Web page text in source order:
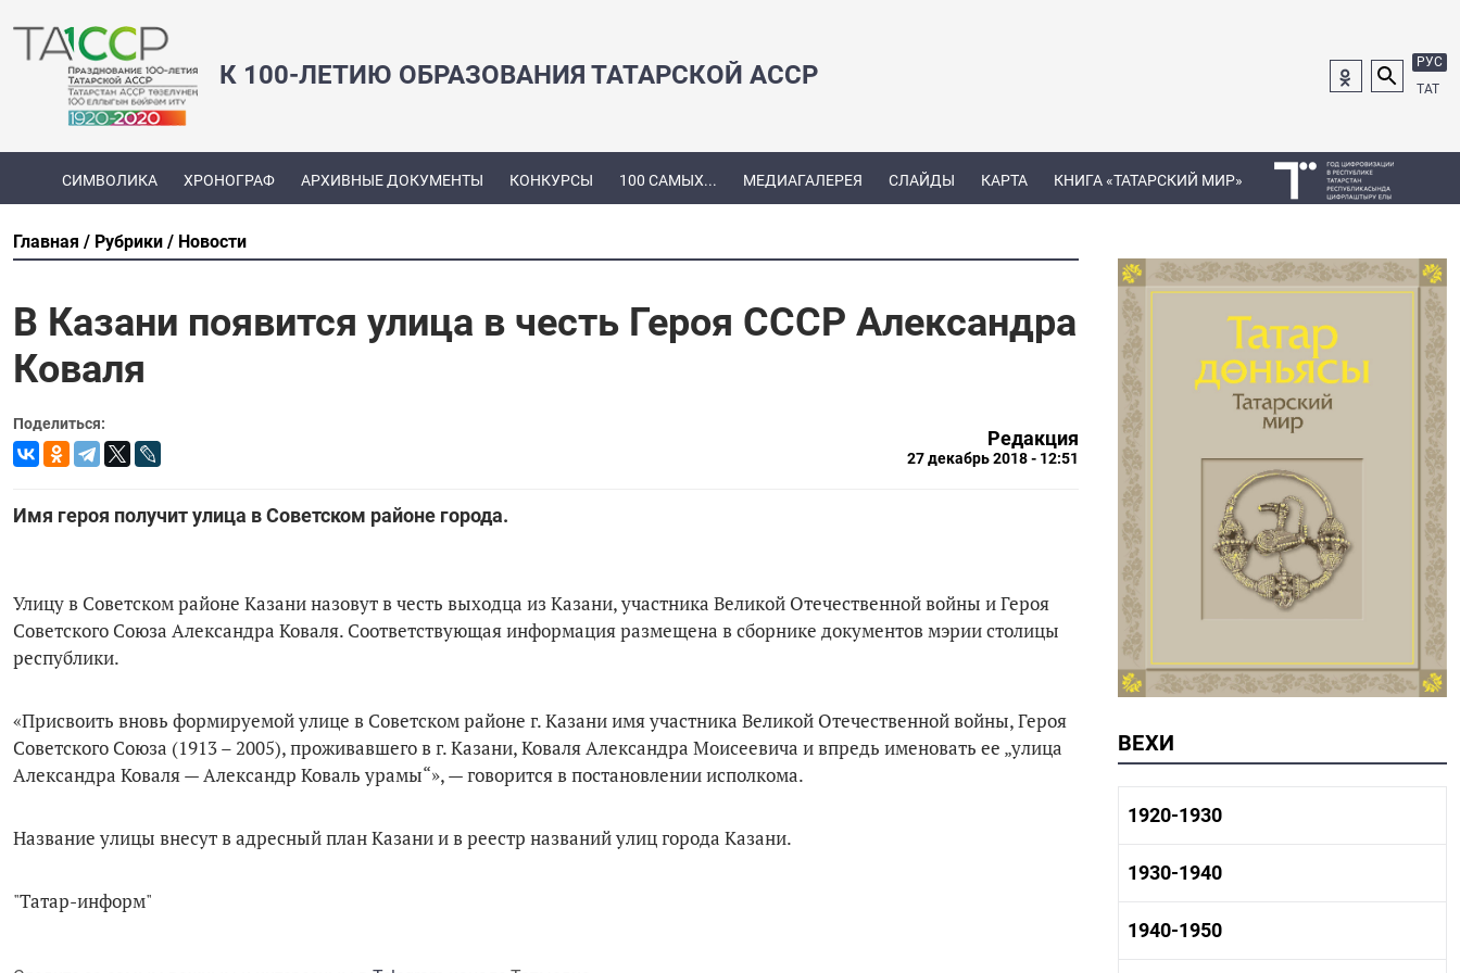
К 100-ЛЕТИЮ ОБРАЗОВАНИЯ ТАТАРСКОЙ АССР
РУС
ТАТ
СИМВОЛИКА ХРОНОГРАФ АРХИВНЫЕ ДОКУМЕНТЫ КОНКУРСЫ 100 САМЫХ... МЕДИАГАЛЕРЕЯ СЛАЙДЫ КАРТА КНИГА «ТАТАРСКИЙ МИР»
Главная Рубрики Новости
В Казани появится улица в честь Героя СССР Александра
Коваля
Поделиться:
Редакция
27 декабрь 2018 - 12:51
Имя героя получит улица в Советском районе города.
Улицу в Советском районе Казани назовут в честь выходца из Казани, участника Великой Отечественной войны и Героя
Советского Союза Александра Коваля. Соответствующая информация размещена в сборнике документов мэрии столицы
республики.
«Присвоить вновь формируемой улице в Советском районе г. Казани имя участника Великой Отечественной войны, Героя
Советского Союза (1913 – 2005), проживавшего в г. Казани, Коваля Александра Моисеевича и впредь именовать ее „улица
Александра Коваля — Александр Коваль урамы“», — говорится в постановлении исполкома.
Название улицы внесут в адресный план Казани и в реестр названий улиц города Казани.
"Татар-информ"
ВЕХИ
1920-1930
1920-1930 история
1920-1930 культура
1930-1940
1930-1940 история
1930-1940 культура
1940-1950